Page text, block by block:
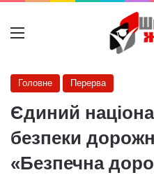
Меню
Головне Перерва
Єдиний
безпеки
«Безпечна